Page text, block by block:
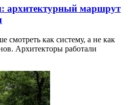
архитектурный маршрут
смотреть как систему, а не как
Архитекторы работали